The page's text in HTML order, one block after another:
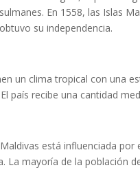
En 1558, las Islas
su independencia.
un clima tropical con una
país recibe una cantidad
está influenciada
La mayoría de la población